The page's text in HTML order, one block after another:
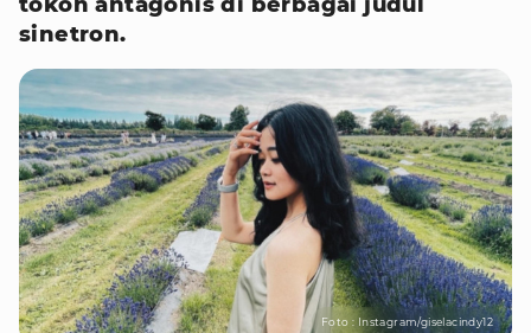
sinetron.
Foto : Instagram/giselacindy12